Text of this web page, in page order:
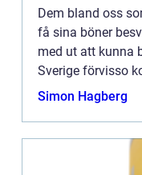
Dem bland oss
få sina böner
med ut att kunna
Sverige förvisso
samtidigt ha n&ar...
Simon Hagberg